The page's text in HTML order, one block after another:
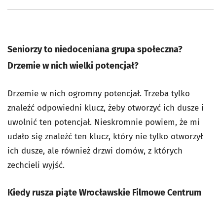
Seniorzy to niedoceniana grupa społeczna?
Drzemie w nich wielki potencjał?
Drzemie w nich ogromny potencjał. Trzeba tylko
znaleźć odpowiedni klucz, żeby otworzyć ich dusze i
uwolnić ten potencjał. Nieskromnie powiem, że mi
udało się znaleźć ten klucz, który nie tylko otworzył
ich dusze, ale również drzwi domów, z których
zechcieli wyjść.
Kiedy rusza piąte Wrocławskie Filmowe Centrum